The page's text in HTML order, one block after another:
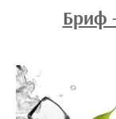
Бриф